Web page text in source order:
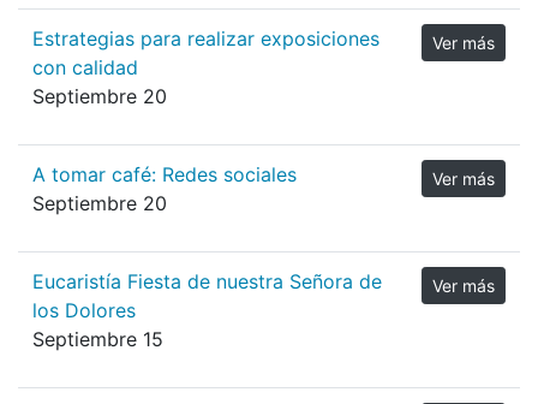
Estrategias para realizar exposiciones
con calidad
Septiembre 20
Ver más
A tomar café: Redes sociales
Septiembre 20
Ver más
Eucaristía Fiesta de nuestra Señora de
los Dolores
Septiembre 15
Ver más